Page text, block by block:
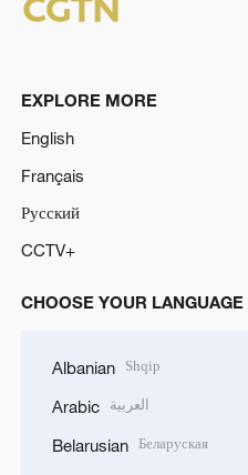
EXPLORE MORE
English
Français
Русский
CCTV+
CHOOSE YOUR LANGUAGE
Albanian Shqip
Arabic العربية
Belarusian Беларуская